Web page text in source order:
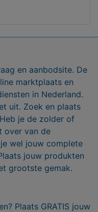
en aanbodsite. De
marktplaats en
in Nederland.
uit. Zoek en plaats
je de zolder of
over van de
wel jouw complete
jouw produkten
grootste gemak.
Plaats GRATIS jouw